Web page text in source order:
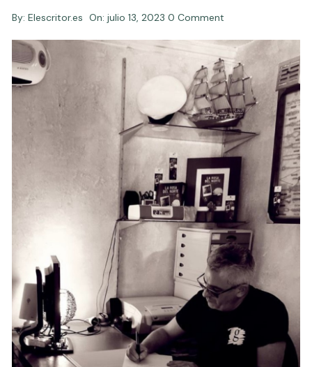
By: Elescritor.es On:julio 13, 2023 0 Comment